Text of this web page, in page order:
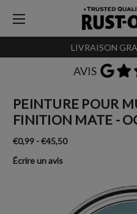
LIVRAISON
AVIS
PEINTURE POUR
FINITION MATE -
€0,99 - €45,50
Écrire un avis